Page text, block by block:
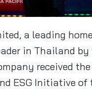
a leading
in Thailand
received
ESG Initiative of